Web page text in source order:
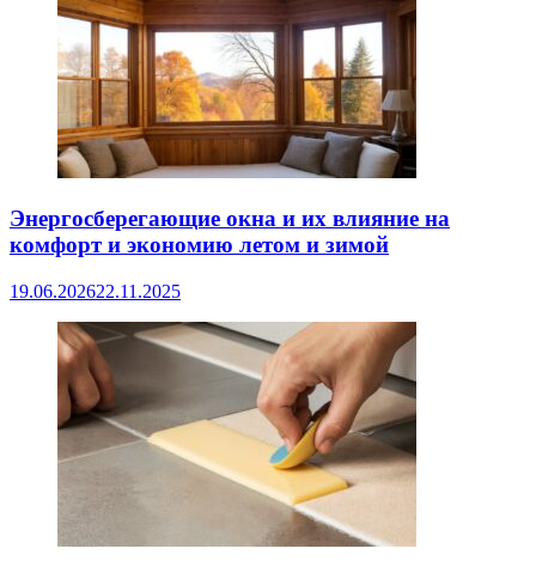
Энергосберегающие окна и их влияние на
комфорт и экономию летом и зимой
19.06.202622.11.2025